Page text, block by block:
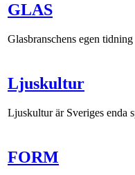
GLAS
Glasbranschens egen tidning
Ljuskultur
Ljuskultur är Sveriges enda
FORM